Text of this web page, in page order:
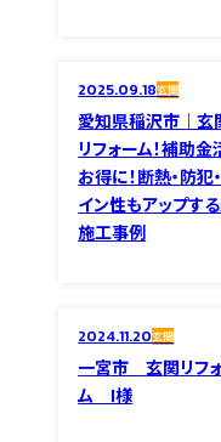
2025.09.18玄関
愛知県稲沢市｜玄
リフォーム！補助金
お得に！断熱・防犯
イン性もアップす
施工事例
2024.11.20玄関
一宮市 玄関リフ
ム I様